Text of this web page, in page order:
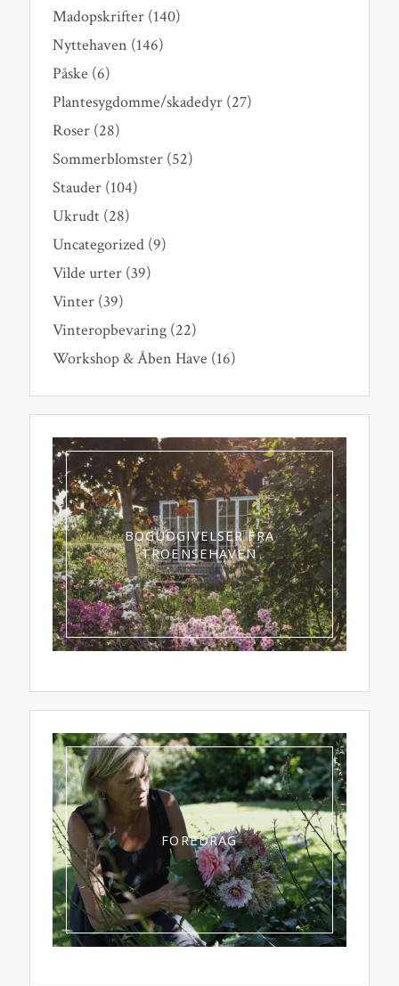
Madopskrifter(140)
Nyttehaven (146)
Påske (6)
Plantesygdomme/skadedyr(27)
Roser(28)
Sommerblomster(52)
Stauder(104)
Ukrudt(28)
Uncategorized(9)
Vilde urter(39)
Vinter(39)
Vinteropbevaring(22)
Workshop & Åben Have (16)
BOGUDGIVELSER FRA
TROENSEHAVEN
FOREDRAG